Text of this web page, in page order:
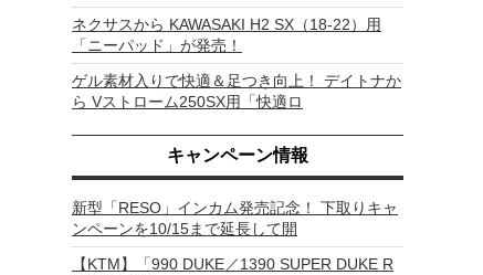
ネクサスから KAWASAKI H2 SX（18-22）用
「ニーパッド」が発売！
ゲル素材入りで快適＆足つき向上！ デイトナか
ら Vストローム250SX用「快適ロ
キャンペーン情報
新型「RESO」インカム発売記念！ 下取りキャ
ンペーンを10/15まで延長して開
【KTM】「990 DUKE／1390 SUPER DUKE R